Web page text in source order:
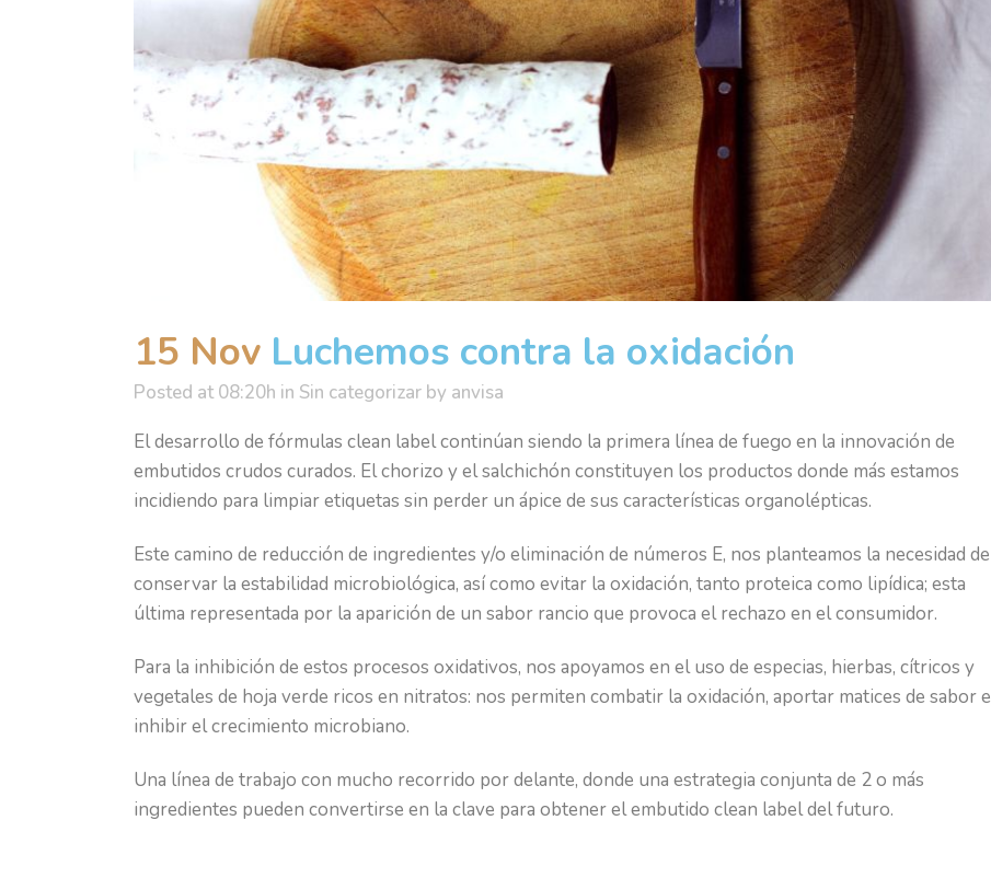
15 Nov Luchemos contra la oxidación
Posted at 08:20h in Sin categorizar by anvisa
El desarrollo de fórmulas clean label continúan siendo la primera línea de fuego en la innovación de
embutidos crudos curados. El chorizo y el salchichón constituyen los productos donde más estamos
incidiendo para limpiar etiquetas sin perder un ápice de sus características organolépticas.
Este camino de reducción de ingredientes y/o eliminación de números E, nos planteamos la necesidad de
conservar la estabilidad microbiológica, así como evitar la oxidación, tanto proteica como lipídica; esta
última representada por la aparición de un sabor rancio que provoca el rechazo en el consumidor.
Para la inhibición de estos procesos oxidativos, nos apoyamos en el uso de especias, hierbas, cítricos y
vegetales de hoja verde ricos en nitratos: nos permiten combatir la oxidación, aportar matices de sabor e
inhibir el crecimiento microbiano.
Una línea de trabajo con mucho recorrido por delante, donde una estrategia conjunta de 2 o más
ingredientes pueden convertirse en la clave para obtener el embutido clean label del futuro.